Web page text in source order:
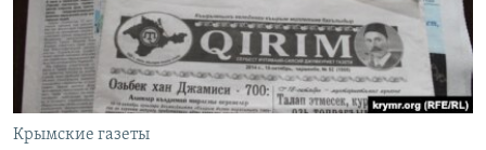
ПОБЕДИТЕЛЕЙ НЕ СУДЯТ?
КРЫМ.НЕПОКОРЕННЫЙ
ELIFBE
УКРАИНСКАЯ ПРОБЛЕМА КРЫМА
ПРИСОЕДИНЯЙТЕСЬ!
Крымские газеты